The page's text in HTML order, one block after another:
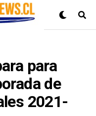
para
de
2021-